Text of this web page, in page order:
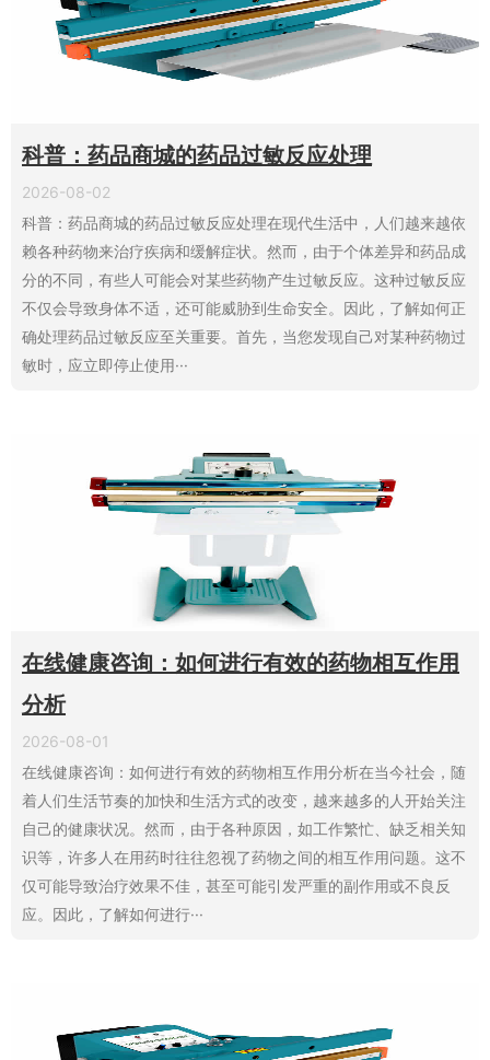
科普：药品商城的药品过敏反应处理
2026-08-02
科普：药品商城的药品过敏反应处理在现代生活中，人们越来越依
赖各种药物来治疗疾病和缓解症状。然而，由于个体差异和药品成
分的不同，有些人可能会对某些药物产生过敏反应。这种过敏反应
不仅会导致身体不适，还可能威胁到生命安全。因此，了解如何正
确处理药品过敏反应至关重要。首先，当您发现自己对某种药物过
敏时，应立即停止使用···
在线健康咨询：如何进行有效的药物相互作用
分析
2026-08-01
在线健康咨询：如何进行有效的药物相互作用分析在当今社会，随
着人们生活节奏的加快和生活方式的改变，越来越多的人开始关注
自己的健康状况。然而，由于各种原因，如工作繁忙、缺乏相关知
识等，许多人在用药时往往忽视了药物之间的相互作用问题。这不
仅可能导致治疗效果不佳，甚至可能引发严重的副作用或不良反
应。因此，了解如何进行···